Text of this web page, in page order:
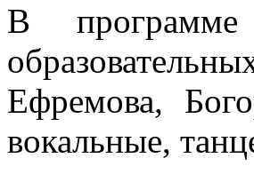
В программе
Ефремова,
вокальные,